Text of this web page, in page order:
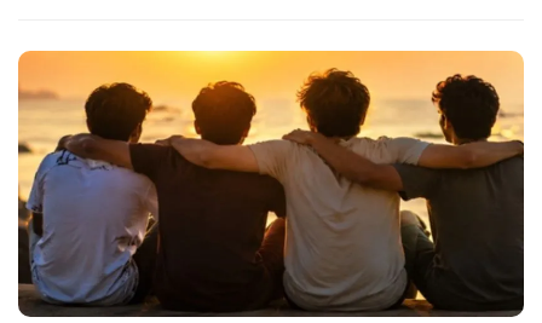
होते हैं। खाने में हल्का और आसानी से पचने वाला भोजन जैसे खिचड़ी
और दलिया आदि लेना अच्छा माना जाता है।